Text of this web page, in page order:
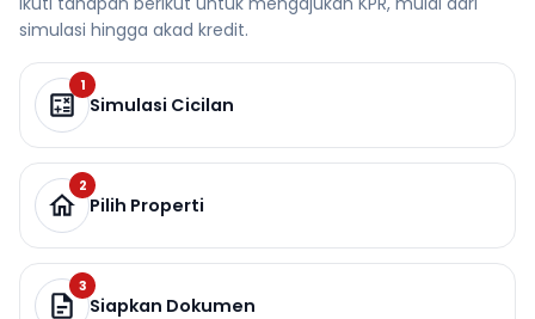
simulasi hingga akad kredit.
1
Simulasi Cicilan
2
Pilih Properti
3
Siapkan Dokumen